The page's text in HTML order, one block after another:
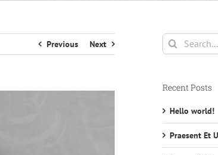
Previous Next
Search
for:
Recent Posts
Hello world!
Praesent Et